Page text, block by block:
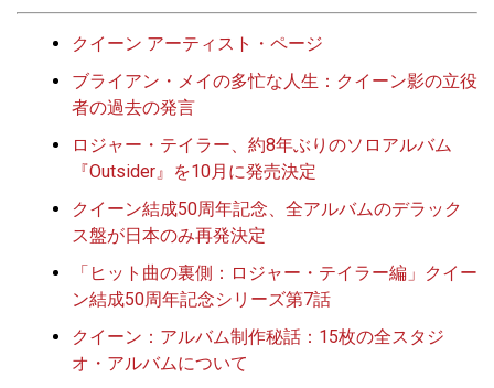
クイーン アーティスト・ページ
ブライアン・メイの多忙な人生：クイーン影の立役
者の過去の発言
ロジャー・テイラー、約8年ぶりのソロアルバム
『Outsider』を10月に発売決定
クイーン結成50周年記念、全アルバムのデラック
ス盤が日本のみ再発決定
「ヒット曲の裏側：ロジャー・テイラー編」クイー
ン結成50周年記念シリーズ第7話
クイーン：アルバム制作秘話：15枚の全スタジ
オ・アルバムについて